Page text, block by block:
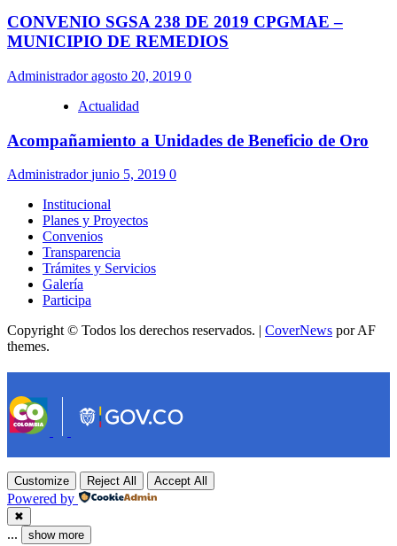
CONVENIO SGSA 238 DE 2019 CPGMAE –
MUNICIPIO DE REMEDIOS
Administradoragosto 20, 2019 0
Actualidad
Acompañamiento a Unidades de Beneficio de Oro
Administradorjunio 5, 2019 0
Institucional
Planes y Proyectos
Convenios
Transparencia
Trámites y Servicios
Galería
Participa
Copyright © Todos los derechos reservados. | CoverNews por AF
themes.
Customize Reject All Accept All
Powered by
✖
... show more